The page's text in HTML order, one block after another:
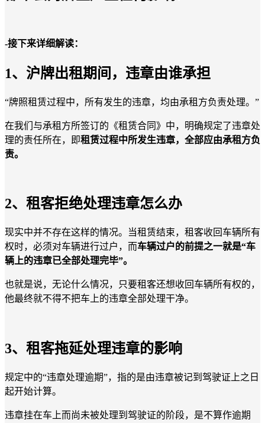
-接下来详细解读：
1、沪牌出租期间，违章由谁承担
“牌照租赁过程中，所有发生的违章，均由承租方负责处理。”
在我们与承租方所签订的《租赁合同》中，明确规定了违章处
理的责任所在，即租赁过程中所发生违章，全部应由承租方负
责。
2、租客拒绝处理违章怎么办
现实中并不存在这样的情况。当租赁结束，租客收回车辆所有
权时，必须对车辆进行过户，而车辆过户的前提之一就是“车
辆上的违章已全部处理完毕”。
也就是说，无论什么情况，只要租客还想收回车辆所有权的，
他最终就不得不把车上的违章全部处理干净。
3、租客拖延处理违章的影响
规定中的“违章处理逾期”，指的是由违章被记到驾驶证上之日
起开始计算。
违章挂在车上而尚未被处理到驾驶证的阶段，是不算作逾期